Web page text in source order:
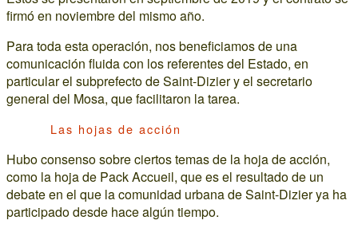
firmó en noviembre del mismo año.
Para toda esta operación, nos beneficiamos de una
comunicación fluida con los referentes del Estado, en
particular el subprefecto de Saint-Dizier y el secretario
general del Mosa, que facilitaron la tarea.
Las hojas de acción
Hubo consenso sobre ciertos temas de la hoja de acción,
como la hoja de Pack Accueil, que es el resultado de un
debate en el que la comunidad urbana de Saint-Dizier ya ha
participado desde hace algún tiempo.